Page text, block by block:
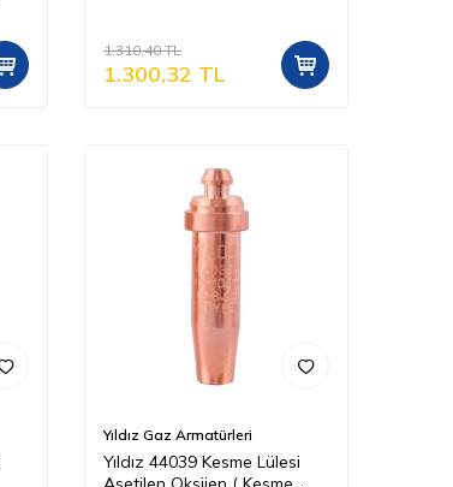
1.310,40TL
1.300,32 TL
Yıldız Gaz Armatürleri
Yıldız 44039 Kesme Lülesi